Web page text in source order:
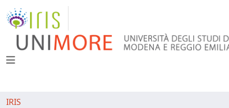
IRIS